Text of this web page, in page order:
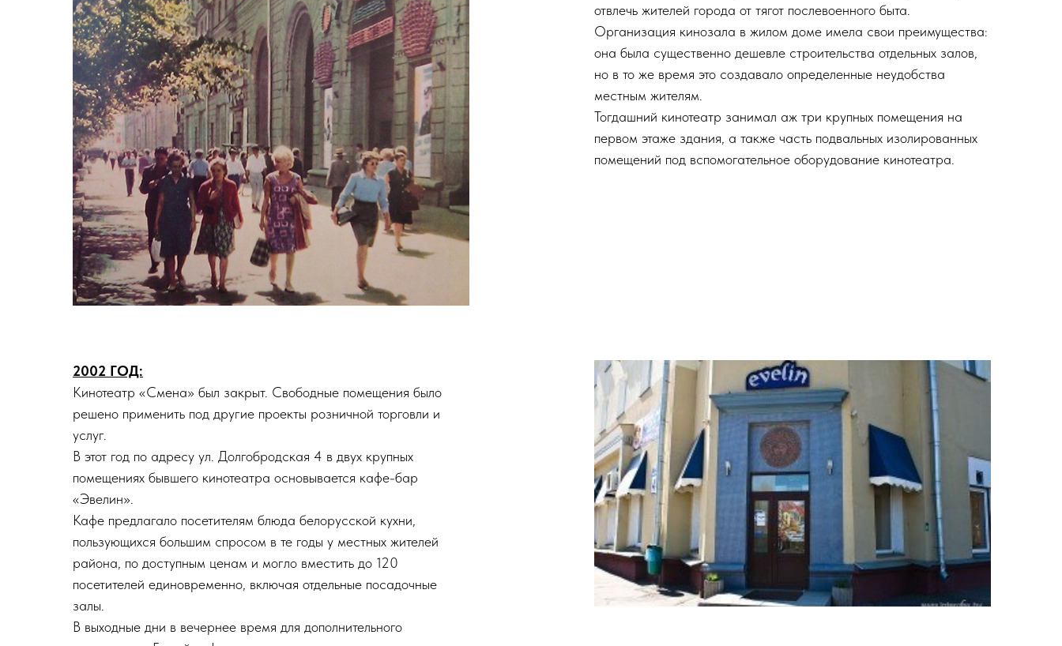
отвлечь жителей города от тягот послевоенного быта.
Организация кинозала в жилом доме имела свои преимущества:
она была существенно дешевле строительства отдельных залов,
но в то же время это создавало определенные неудобства
местным жителям.
Тогдашний кинотеатр занимал аж три крупных помещения на
первом этаже здания, а также часть подвальных изолированных
помещений под вспомогательное оборудование кинотеатра.
2002 ГОД:
Кинотеатр «Смена» был закрыт. Свободные помещения было
решено применить под другие проекты розничной торговли и
услуг.
В этот год по адресу ул. Долгобродская 4 в двух крупных
помещениях бывшего кинотеатра основывается кафе-бар
«Эвелин».
Кафе предлагало посетителям блюда белорусской кухни,
пользующихся большим спросом в те годы у местных жителей
района, по доступным ценам и могло вместить до 120
посетителей единовременно, включая отдельные посадочные
залы.
В выходные дни в вечернее время для дополнительного